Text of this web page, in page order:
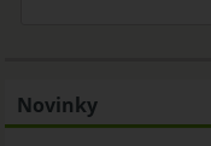
Novinky